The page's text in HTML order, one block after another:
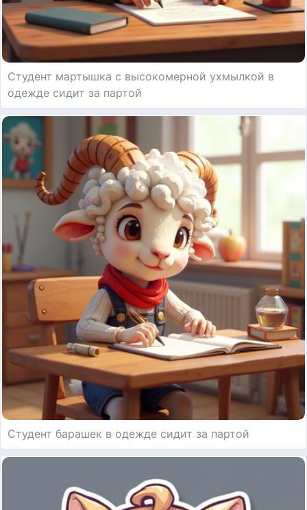
Студент мартышка с высокомерной ухмылкой в
одежде сидит за партой
Студент барашек в одежде сидит за партой